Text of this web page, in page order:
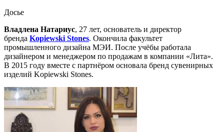
Досье
Владлена Натариус, 27 лет, основатель и директор
бренда Kopiewski Stones. Окончила факультет
промышленного дизайна МЭИ. После учёбы работала
дизайнером и менеджером по продажам в компании «Лита».
В 2015 году вместе с партнёром основала бренд сувенирных
изделий Kopiewski Stones.